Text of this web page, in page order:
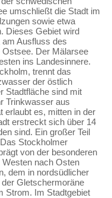
umschließt die Stadt im
sowie etwa
Dieses Gebiet wird
Ausfluss des
Ostsee. Der Mälarsee
ins Landesinnere.
trennt das
der östlich
Stadtfläche sind mit
Trinkwasser aus
erlaubt es, mitten in der
erstreckt sich über 14
sind. Ein großer Teil
Stockholmer
von der besonderen
Westen nach Osten
dem in nordsüdlicher
Gletschermoräne
Strom. Im Stadtgebiet